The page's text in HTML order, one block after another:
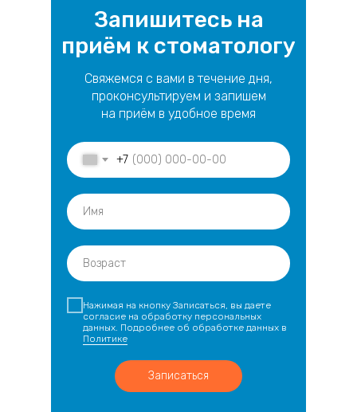
+7
Имя
Возраст
Нажимая на кнопку Записаться, вы даете
согласие на обработку персональных
данных. Подробнее об обработке данных в
Политике
Записаться
Запишитесь на
приём к стоматологу
Свяжемся с вами в течение дня,
проконсультируем и запишем
на приём в удобное время